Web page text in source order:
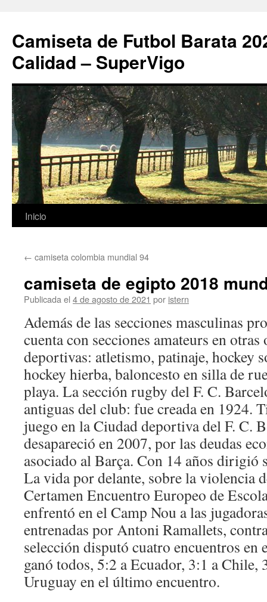
Camiseta de Futbol Barata
Calidad – SuperVigo
Saltar
contenido
Inicio
← camiseta colombia mundial 94
camiseta de egipto 2018
Publicada el 4 de agosto de 2021 por istern
Además de las secciones masculinas
cuenta con secciones amateurs en
deportivas: atletismo, patinaje, hockey
hockey hierba, baloncesto en silla de
playa. La sección rugby del F. C.
antiguas del club: fue creada en 1924.
juego en la Ciudad deportiva del F. C.
desapareció en 2007, por las deudas
asociado al Barça. Con 14 años
La vida por delante, sobre la violencia
Certamen Encuentro Europeo de
enfrentó en el Camp Nou a las
entrenadas por Antoni Ramallets,
selección disputó cuatro encuentros en
ganó todos, 5:2 a Ecuador, 3:1 a Chile,
Uruguay en el último encuentro.